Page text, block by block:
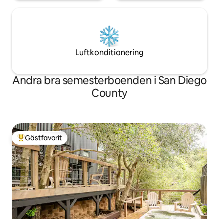
Luftkonditionering
Andra bra semesterboenden i San Diego
County
Populär gästfavorit
Gästfavorit